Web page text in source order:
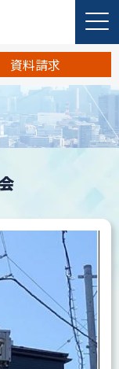
資料請求